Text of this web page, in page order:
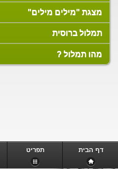
מצגת "מילים מילים"
תמלול ברוסית
מהו תמלול ?
תפריט דף הבית